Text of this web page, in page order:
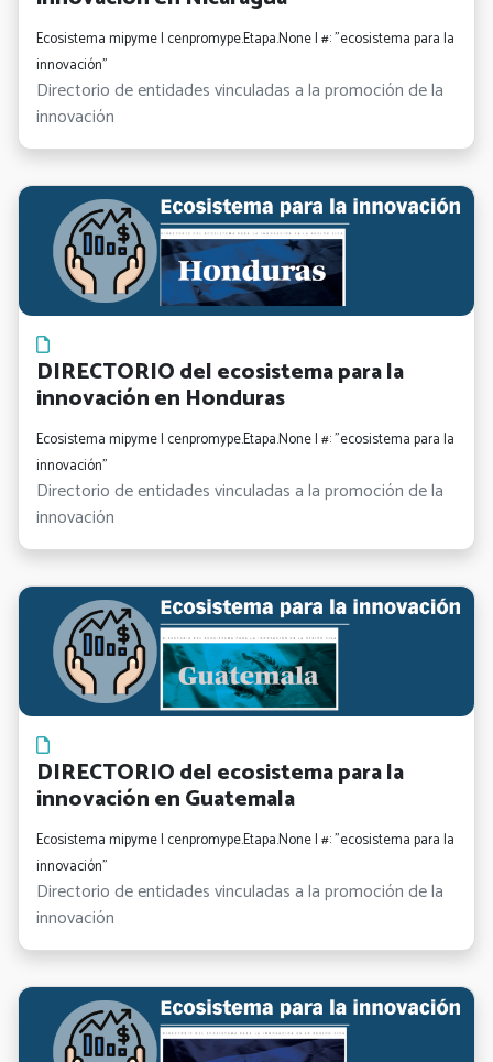
Ecosistema mipyme | cenpromype.Etapa.None | #: "ecosistema para la
innovación"
Directorio de entidades vinculadas a la promoción de la
innovación
DIRECTORIO del ecosistema para la
innovación en Honduras
Ecosistema mipyme | cenpromype.Etapa.None | #: "ecosistema para la
innovación"
Directorio de entidades vinculadas a la promoción de la
innovación
DIRECTORIO del ecosistema para la
innovación en Guatemala
Ecosistema mipyme | cenpromype.Etapa.None | #: "ecosistema para la
innovación"
Directorio de entidades vinculadas a la promoción de la
innovación